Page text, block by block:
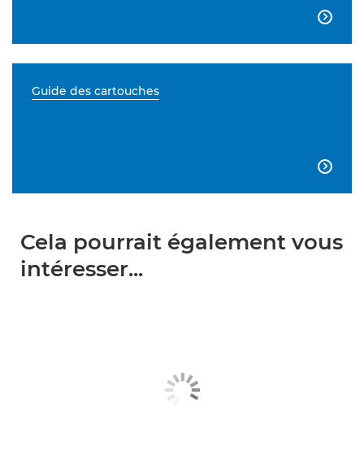

Guide des cartouches

Cela pourrait également vous
intéresser...